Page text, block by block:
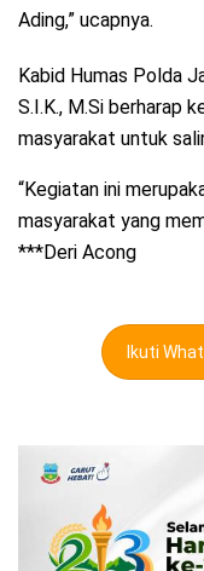
Ading,” ucapnya.
Kabid Humas Polda
S.I.K., M.Si berharap
masyarakat untuk
“Kegiatan ini
masyarakat yang
***Deri Acong
Ikuti